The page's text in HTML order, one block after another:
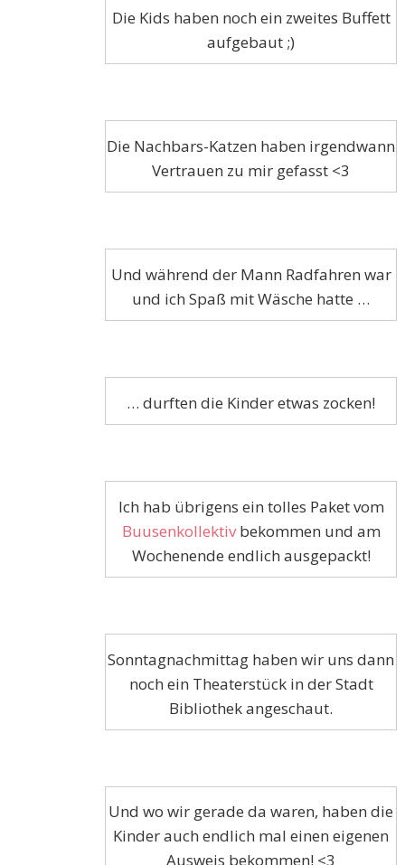
Die Kids haben noch ein zweites Buffett
aufgebaut ;)
Die Nachbars-Katzen haben irgendwann
Vertrauen zu mir gefasst <3
Und während der Mann Radfahren war
und ich Spaß mit Wäsche hatte …
… durften die Kinder etwas zocken!
Ich hab übrigens ein tolles Paket vom
Buusenkollektivbekommen und am
Wochenende endlich ausgepackt!
Sonntagnachmittag haben wir uns dann
noch ein Theaterstück in der Stadt
Bibliothek angeschaut.
Und wo wir gerade da waren, haben die
Kinder auch endlich mal einen eigenen
Ausweis bekommen! <3